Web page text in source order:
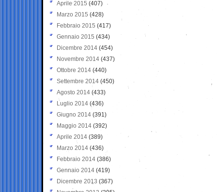
Aprile 2015 (407)
Marzo 2015 (428)
Febbraio 2015 (417)
Gennaio 2015 (434)
Dicembre 2014 (454)
Novembre 2014 (437)
Ottobre 2014 (440)
Settembre 2014 (450)
Agosto 2014 (433)
Luglio 2014 (436)
Giugno 2014 (391)
Maggio 2014 (392)
Aprile 2014 (389)
Marzo 2014 (436)
Febbraio 2014 (386)
Gennaio 2014 (419)
Dicembre 2013 (367)